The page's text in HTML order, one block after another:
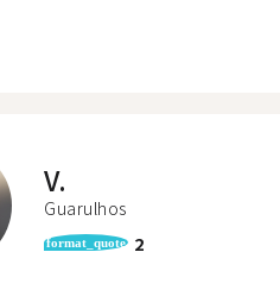
V.
Guarulhos
format_quote 2